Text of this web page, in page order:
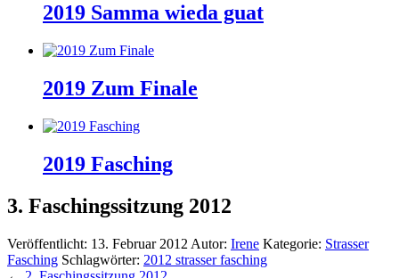
2019 Samma wieda guat
2019 Zum Finale
2019 Fasching
3. Faschingssitzung 2012
Veröffentlicht: 13. Februar 2012 Autor: Irene Kategorie: Strasser
Fasching Schlagwörter: 2012 strasser fasching